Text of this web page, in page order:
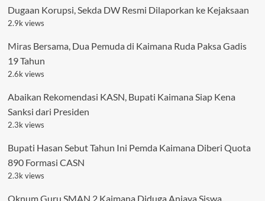
Dugaan Korupsi, Sekda DW Resmi Dilaporkan ke Kejaksaan
2.9k views
Miras Bersama, Dua Pemuda di Kaimana Ruda Paksa Gadis
19 Tahun
2.6k views
Abaikan Rekomendasi KASN, Bupati Kaimana Siap Kena
Sanksi dari Presiden
2.3k views
Bupati Hasan Sebut Tahun Ini Pemda Kaimana Diberi Quota
890 Formasi CASN
2.3k views
Oknum Guru SMAN 2 Kaimana Diduga Aniaya Siswa,